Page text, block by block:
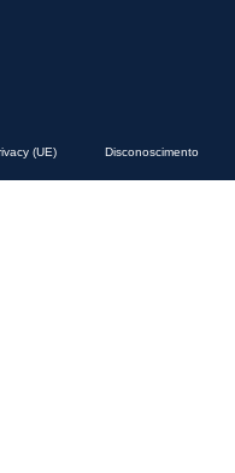
(UE) Disconoscimento